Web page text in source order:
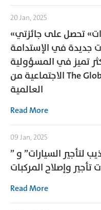
20 Jan, 2025
«ذيب لتأجير السيارات» تحصل على جائزتي
جديدة في الإستدامة
تميز في المسؤولية
الاجتماعية من The Global Economics
العالمية
Read More
09 Jan, 2025
لتأجير السيارات” و ”
تأجير وإصلاح المركبات
Read More